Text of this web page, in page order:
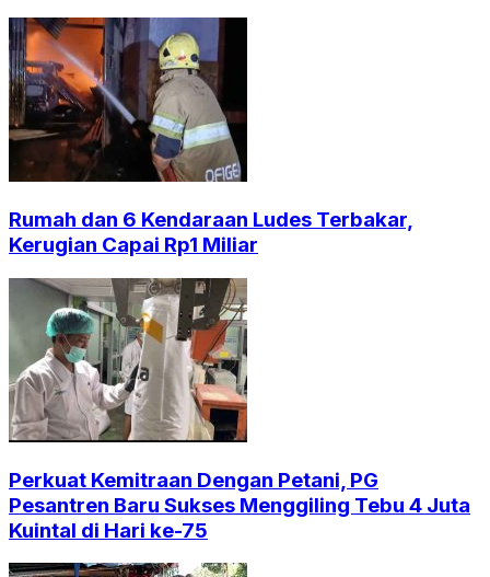
Rumah dan 6 Kendaraan Ludes Terbakar,
Kerugian Capai Rp1 Miliar
Perkuat Kemitraan Dengan Petani, PG
Pesantren Baru Sukses Menggiling Tebu 4 Juta
Kuintal di Hari ke-75